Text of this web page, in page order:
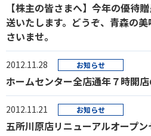
【株主の皆さまへ】今年の優待
送いたします。どうぞ、青森の
さいませ。
2012.11.28 お知らせ
ホームセンター全店通年７時開
2012.11.21 お知らせ
五所川原店リニューアルオープ